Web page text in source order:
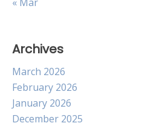
Archives
March 2026
February 2026
January 2026
December 2025